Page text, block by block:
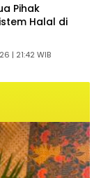
Pihak
Halal di
| 21:42 WIB